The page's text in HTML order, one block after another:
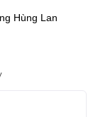
Hùng Lan